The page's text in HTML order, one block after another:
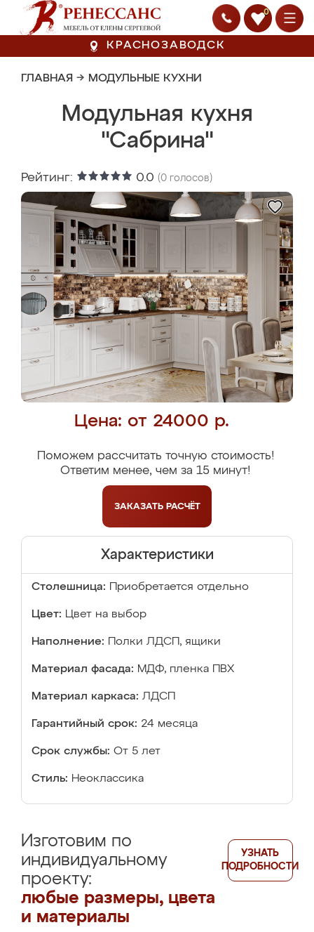
0
КРАСНОЗАВОДСК
ГЛАВНАЯ → МОДУЛЬНЫЕ КУХНИ
Модульная кухня
"Сабрина"
Рейтинг: 0.0 (0 голосов)
Цена: от 24000 р.
Поможем рассчитать точную стоимость!
Ответим менее, чем за 15 минут!
ЗАКАЗАТЬ РАСЧЁТ
Характеристики
Столешница: Приобретается отдельно
Цвет: Цвет на выбор
Наполнение: Полки ЛДСП, ящики
Материал фасада: МДФ, пленка ПВХ
Материал каркаса: ЛДСП
Гарантийный срок: 24 месяца
Срок службы: От 5 лет
Стиль: Неоклассика
Изготовим по
индивидуальному
проекту:
любые размеры, цвета
и материалы
УЗНАТЬ
ПОДРОБНОСТИ